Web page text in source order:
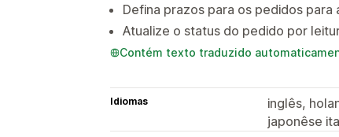
Defina prazos para os pedidos
Atualize o status do pedido por
Contém texto traduzido
Idiomas
inglês,
japonêse